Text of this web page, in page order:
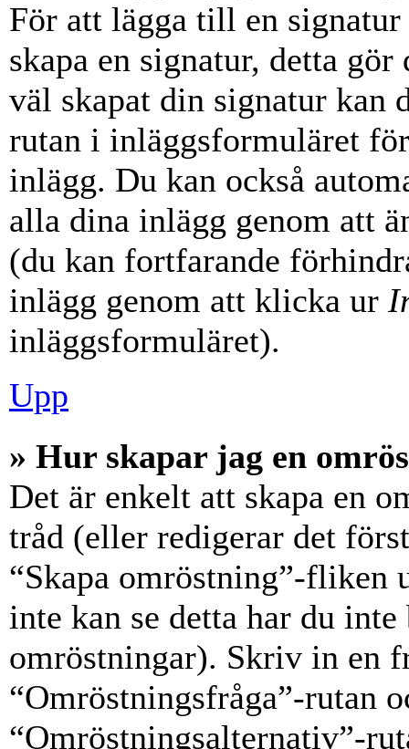
För att lägga till en
skapa en signatur, detta
väl skapat din signatur kan
rutan i inläggsformuläret
inlägg. Du kan också
alla dina inlägg genom att
(du kan fortfarande
inlägg genom att klicka ur
inläggsformuläret).
Upp
» Hur skapar jag en
Det är enkelt att skapa en
tråd (eller redigerar det
“Skapa omröstning”-fliken
inte kan se detta har du
omröstningar). Skriv in en
“Omröstningsfråga”-rutan
“Omröstningsalternativ”-